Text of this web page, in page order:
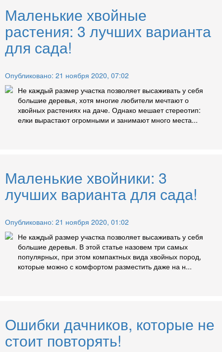
Маленькие хвойные
растения: 3 лучших варианта
для сада!
Опубликовано: 21 ноября 2020, 07:02
Не каждый размер участка позволяет высаживать у себя
большие деревья, хотя многие любители мечтают о
хвойных растениях на даче. Однако мешает стереотип:
елки вырастают огромными и занимают много места...
Маленькие хвойники: 3
лучших варианта для сада!
Опубликовано: 21 ноября 2020, 01:02
Не каждый размер участка позволяет высаживать у себя
большие деревья. В этой статье назовем три самых
популярных, при этом компактных вида хвойных пород,
которые можно с комфортом разместить даже на н...
Ошибки дачников, которые не
стоит повторять!